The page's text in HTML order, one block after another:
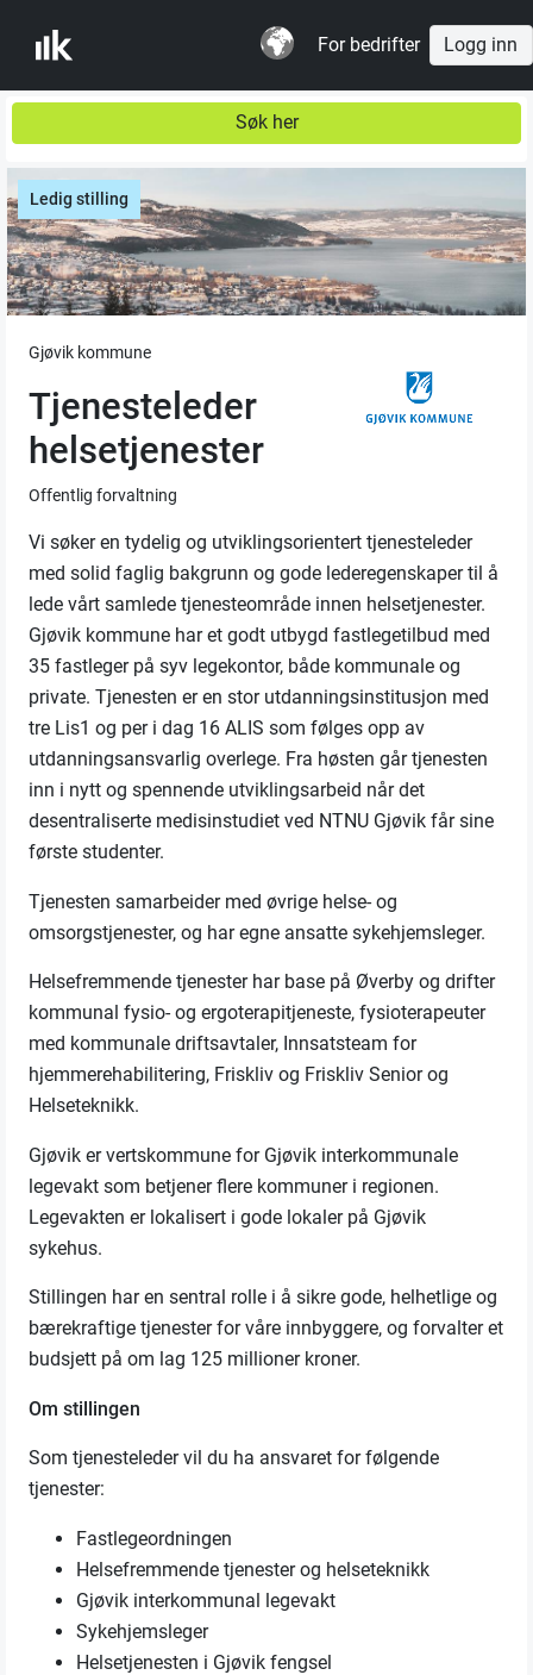
For bedrifter Logg inn
Søk her
Ledig stilling
Gjøvik kommune
Tjenesteleder
helsetjenester
Offentlig forvaltning
Vi søker en tydelig og utviklingsorientert tjenesteleder
med solid faglig bakgrunn og gode lederegenskaper til å
lede vårt samlede tjenesteområde innen helsetjenester.
Gjøvik kommune har et godt utbygd fastlegetilbud med
35 fastleger på syv legekontor, både kommunale og
private. Tjenesten er en stor utdanningsinstitusjon med
tre Lis1 og per i dag 16 ALIS som følges opp av
utdanningsansvarlig overlege. Fra høsten går tjenesten
inn i nytt og spennende utviklingsarbeid når det
desentraliserte medisinstudiet ved NTNU Gjøvik får sine
første studenter.
Tjenesten samarbeider med øvrige helse- og
omsorgstjenester, og har egne ansatte sykehjemsleger.
Helsefremmende tjenester har base på Øverby og drifter
kommunal fysio- og ergoterapitjeneste, fysioterapeuter
med kommunale driftsavtaler, Innsatsteam for
hjemmerehabilitering, Friskliv og Friskliv Senior og
Helseteknikk.
Gjøvik er vertskommune for Gjøvik interkommunale
legevakt som betjener flere kommuner i regionen.
Legevakten er lokalisert i gode lokaler på Gjøvik
sykehus.
Stillingen har en sentral rolle i å sikre gode, helhetlige og
bærekraftige tjenester for våre innbyggere, og forvalter et
budsjett på om lag 125 millioner kroner.
Om stillingen
Som tjenesteleder vil du ha ansvaret for følgende
tjenester:
Fastlegeordningen
Helsefremmende tjenester og helseteknikk
Gjøvik interkommunal legevakt
Sykehjemsleger
Helsetjenesten i Gjøvik fengsel